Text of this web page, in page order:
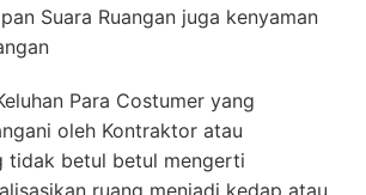
Suara Ruangan juga kenyaman
Para Costumer yang
oleh Kontraktor atau
tidak betul betul mengerti